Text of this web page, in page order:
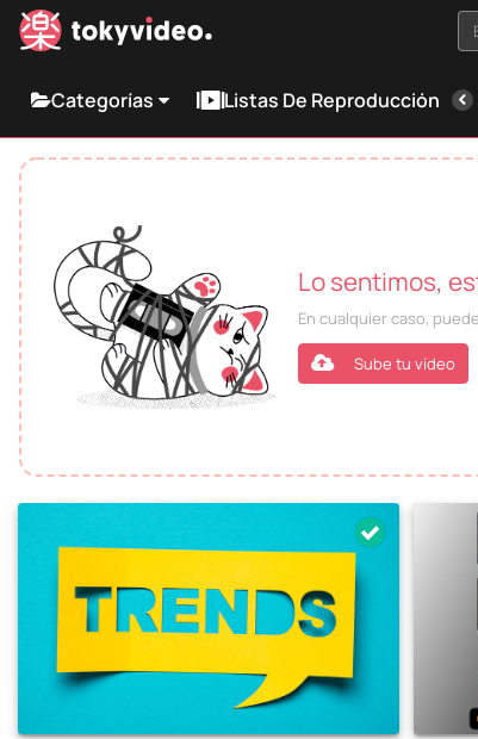
Categorías Listas De Reproducción
Lo sentimos,
En cualquier caso,
Sube tu vídeo